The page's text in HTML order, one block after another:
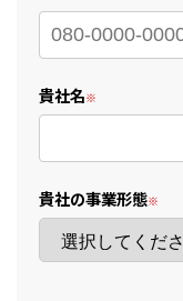
貴社名
貴社の事業形態